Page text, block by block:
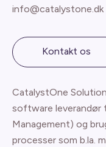
info@catalystone.dk
Kontakt os
CatalystOne
software leverandør
Management) og
processer som b.la.